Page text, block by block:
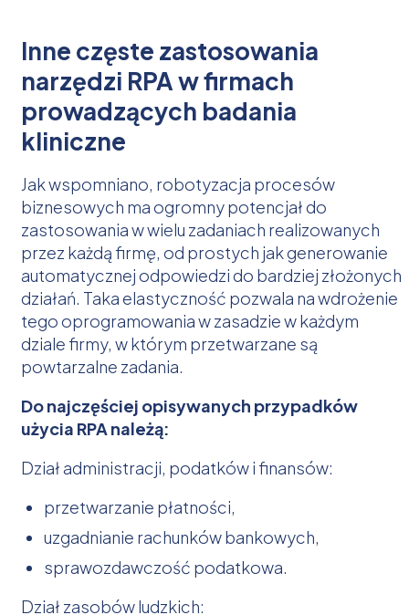
Inne częste zastosowania
narzędzi RPA w firmach
prowadzących badania
kliniczne
Jak wspomniano, robotyzacja procesów
biznesowych ma ogromny potencjał do
zastosowania w wielu zadaniach realizowanych
przez każdą firmę, od prostych jak generowanie
automatycznej odpowiedzi do bardziej złożonych
działań. Taka elastyczność pozwala na wdrożenie
tego oprogramowania w zasadzie w każdym
dziale firmy, w którym przetwarzane są
powtarzalne zadania.
Do najczęściej opisywanych przypadków
użycia RPA należą:
Dział administracji, podatków i finansów:
przetwarzanie płatności,
uzgadnianie rachunków bankowych,
sprawozdawczość podatkowa.
Dział zasobów ludzkich: